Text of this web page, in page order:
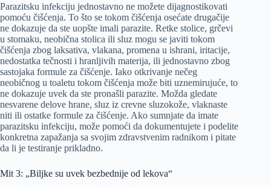
Parazitsku infekciju jednostavno ne možete dijagnostikovati
pomoću čišćenja. To što se tokom čišćenja osećate drugačije
ne dokazuje da ste uopšte imali parazite. Retke stolice, grčevi
u stomaku, neobična stolica ili sluz mogu se javiti tokom
čišćenja zbog laksativa, vlakana, promena u ishrani, iritacije,
nedostatka tečnosti i hranljivih materija, ili jednostavno zbog
sastojaka formule za čišćenje. Iako otkrivanje nečeg
neobičnog u toaletu tokom čišćenja može biti uznemirujuće, to
ne dokazuje uvek da ste pronašli parazite. Možda gledate
nesvarene delove hrane, sluz iz crevne sluzokože, vlaknaste
niti ili ostatke formule za čišćenje. Ako sumnjate da imate
parazitsku infekciju, može pomoći da dokumentujete i podelite
konkretna zapažanja sa svojim zdravstvenim radnikom i pitate
da li je testiranje prikladno.
Mit 3: „Biljke su uvek bezbednije od lekova“